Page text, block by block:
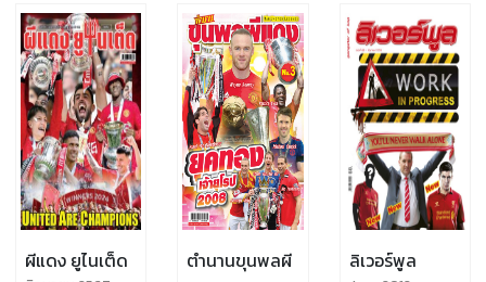
ผีแดง ยูไนเต็ด
ตำนานขุนพลผี
ลิเวอร์พูล